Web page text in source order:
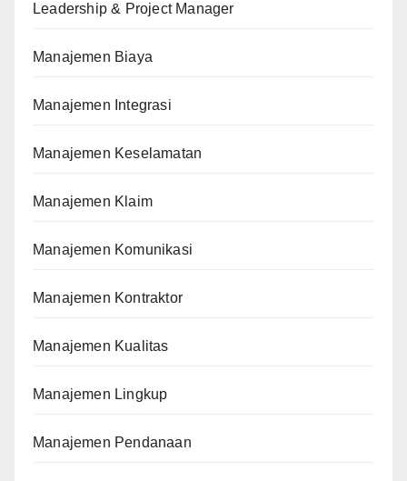
Leadership & Project Manager
Manajemen Biaya
Manajemen Integrasi
Manajemen Keselamatan
Manajemen Klaim
Manajemen Komunikasi
Manajemen Kontraktor
Manajemen Kualitas
Manajemen Lingkup
Manajemen Pendanaan